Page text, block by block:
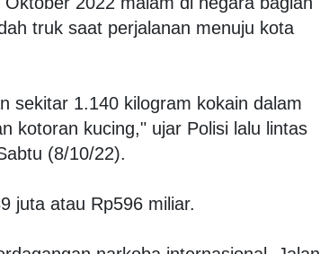
truk saat perjalanan menuju kota
sekitar 1.140 kilogram kokain dalam
kotoran kucing," ujar Polisi lalu lintas
(8/10/22).
juta atau Rp596 miliar.